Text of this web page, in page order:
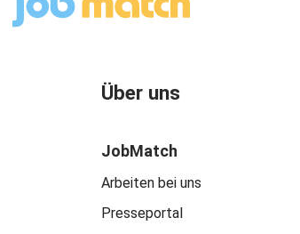
Über uns
JobMatch
Arbeiten bei uns
Presseportal